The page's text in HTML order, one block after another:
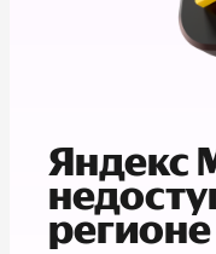
Яндекс
регионе